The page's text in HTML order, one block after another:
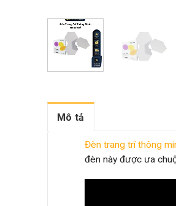
Mô tả
Đèn trang trí thông
đèn này được ưa